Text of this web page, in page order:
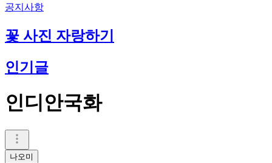
공지사항
꽃 사진 자랑하기
인기글
인디안국화
나오미